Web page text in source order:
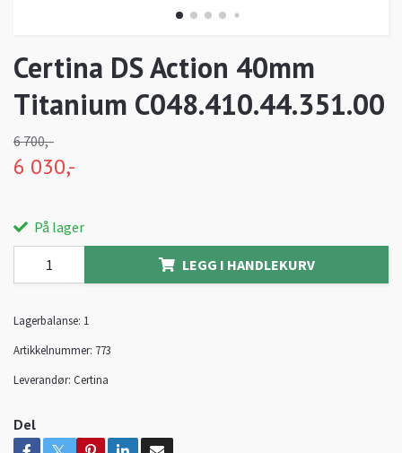
Certina DS Action 40mm
Titanium C048.410.44.351.00
6 700,-
6 030,-
På lager
LEGG I HANDLEKURV
Lagerbalanse: 1
Artikkelnummer: 773
Leverandør: Certina
Del